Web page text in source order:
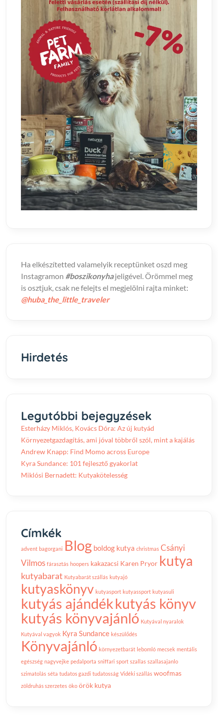
Ha elkészítetted valamelyik receptünket oszd meg
Instagramon #boszikonyhajeligével. Örömmel meg
is osztjuk, csak ne felejts el megjelölni rajta minket:
@huba_the_little_traveler
Hirdetés
Legutóbbi bejegyzések
Esterházy Miklós, Kovács Dóra: Az új kutyád
Környezetgazdagítás, ami jóval többről szól, mint a kajálás
Andrew Knapp: Find Momo across Europe
Kyra Sundance: 101 fejlesztő gyakorlat
Miklósi Bernadett: Kutyakötelesség
Címkék
advent bagorgani Blog boldog kutya christmas Csányi
Vilmos fárasztás hoopers kakazacsi Karen Pryor kutya
kutyabarat Kutyabarát szállás kutyajó
kutyaskönyv kutyasport kutyassport kutyasuli
kutyás ajándékkutyás könyv
kutyás könyvajánló Kutyával nyaralok
Kutyával vagyok Kyra Sundance készülődés
Könyvajánló környezetbarát lebomló mecsek mentális
egészség nagyvejke pedalporta sniffari sport szallas szallasajanlo
szimatolás séta tudatos gazdi tudatosság Vidéki szállás woofmas
zöldruhás szerzetes öko örök kutya